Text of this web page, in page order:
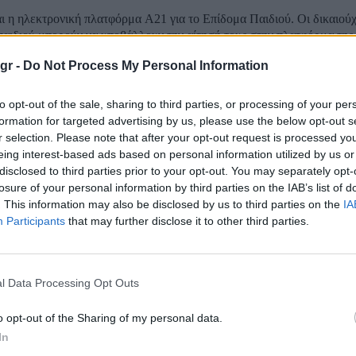
- Do Not Process My Personal Information
opt-out of the sale, sharing to third parties, or processing of your
for targeted advertising by us, please use the below opt-out
selection. Please note that after your opt-out request is processed
interest-based ads based on personal information utilized by us
to third parties prior to your opt-out. You may separately
of your personal information by third parties on the IAB’s list of
This information may also be disclosed by us to third parties on the
Participants that may further disclose it to other third parties.
Data Processing Opt Outs
opt-out of the Sharing of my personal data.
η ηλεκτρονική πλατφόρμα Α21 για το Επίδομα Παιδιού. Οι
μπορούν να υποβάλλουν την αίτησή τους στην πλατφόρμα
στο...
ξεκινά το παιδικό κατασκηνωτικό
22 Ιουνίου 2023, σε όλη τη χώρα το παιδικό κατασκηνωτικό
όπως ανακοίνωσε ο Οργανισμός Προνοιακών Επιδομάτων και
(ΟΠΕΚΑ). Το πρόγραμμα αφορά την επί 16 ημέρες (15
παιδιών, δικαιούχων ΛΑΕ,...
είναι τα αναπηρικά επιδόματα που θα αυξηθούν κατά 8%, μετά την
Κυριάκου Μητσοτάκη. Μιλώντας από το βήμα της εκδήλωσης του